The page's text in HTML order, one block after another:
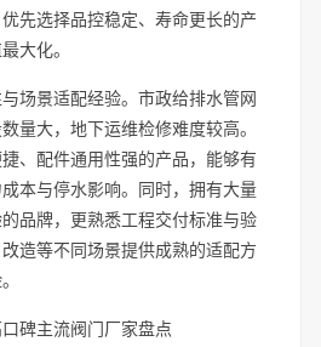
先选择品控稳定、寿命更长的产
大化。
场景适配经验。市政给排水管网
量大，地下运维检修难度较高。
、配件通用性强的产品，能够有
本与停水影响。同时，拥有大量
品牌，更熟悉工程交付标准与验
造等不同场景提供成熟的适配方
碑主流阀门厂家盘点